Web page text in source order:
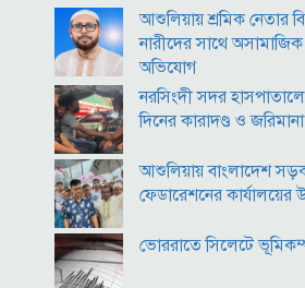
নোয়াখালীতে ৯৭৯০ ইয়াবাসহ দুই
কাজের ঘণ্টা নয়, উৎপাদনশীলতাই
মাপকাঠি
বিশ্বকাপে মেসিকে মেরে ফেলার
সব তথ্য
সরকারের কাজে কোনো গাফিলতি হলে
প্রধানমন্ত্রী: রিজভী
আশুলিয়ায় শ্রমিক নেতার
নারীদের সাথে
অভিযোগ
নরসিংদী সদর
দিনের কারাদণ্ড ও জরিমানা
আশুলিয়ায় বাংলাদেশ
ফেডারেশনের কার্যালয়ের
ভোররাতে সিলেটে